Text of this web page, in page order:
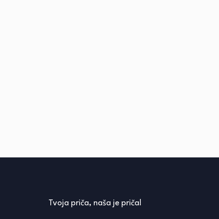
Tvoja priča, naša je priča!